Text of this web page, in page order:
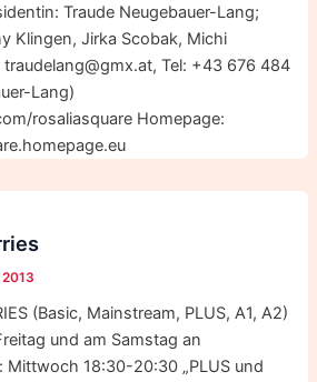
Traude Neugebauer-Lang;
Klingen, Jirka Scobak, Michi
Tel: +43 676 484
Lang)
rosaliasquare Homepage:
(Basic, Mainstream, PLUS, A1, A2)
und am Samstag an
Mittwoch 18:30-20:30 „PLUS und